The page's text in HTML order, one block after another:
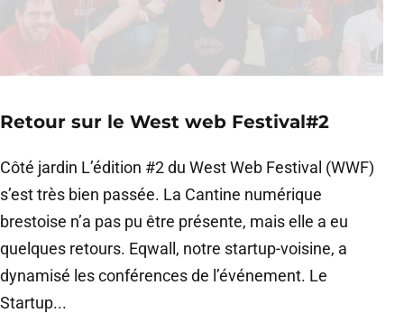
Retour sur le West web Festival#2
Côté jardin L’édition #2 du West Web Festival (WWF)
s’est très bien passée. La Cantine numérique
brestoise n’a pas pu être présente, mais elle a eu
quelques retours. Eqwall, notre startup-voisine, a
dynamisé les conférences de l’événement. Le
Startup...